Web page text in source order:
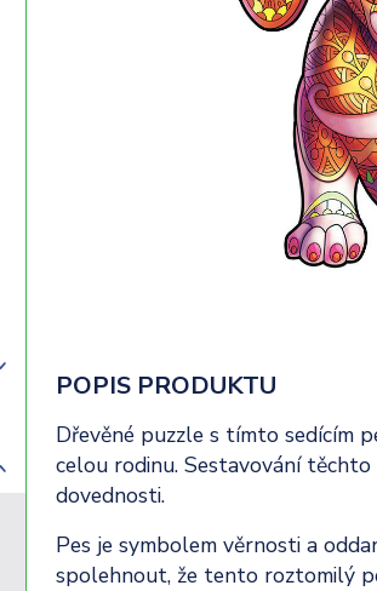
POPIS PRODUKTU
Dřevěné puzzle s tímto sedícím
celou rodinu. Sestavování
dovednosti.
Pes je symbolem věrnosti a
spolehnout, že tento roztomilý